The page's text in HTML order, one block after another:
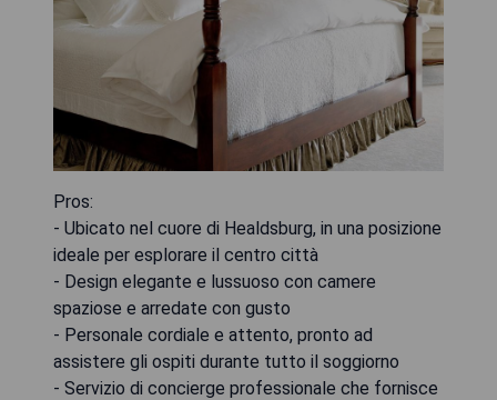
Pros:
- Ubicato nel cuore di Healdsburg, in una posizione
ideale per esplorare il centro città
- Design elegante e lussuoso con camere
spaziose e arredate con gusto
- Personale cordiale e attento, pronto ad
assistere gli ospiti durante tutto il soggiorno
- Servizio di concierge professionale che fornisce